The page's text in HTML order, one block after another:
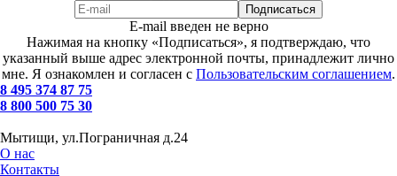
E-mail введен не верно
Нажимая на кнопку «Подписаться», я подтверждаю, что
указанный выше адрес электронной почты, принадлежит лично
мне. Я ознакомлен и согласен с Пользовательским соглашением.
8 495 374 87 75
8 800 500 75 30
Мытищи, ул.Пограничная д.24
О нас
Контакты